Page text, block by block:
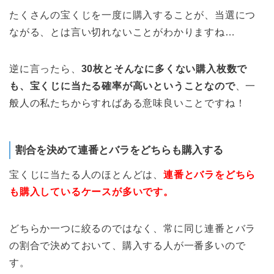
たくさんの宝くじを一度に購入することが、当選につ
ながる、とは言い切れないことがわかりますね…
逆に言ったら、 30枚とそんなに多くない購入枚数で
も、宝くじに当たる確率が高いということなので、一
般人の私たちからすればある意味良いことですね！
割合を決めて連番とバラをどちらも購入する
宝くじに当たる人のほとんどは、 連番とバラをどちら
も購入しているケースが多いです。
どちらか一つに絞るのではなく、常に同じ連番とバラ
の割合で決めておいて、購入する人が一番多いので
す。